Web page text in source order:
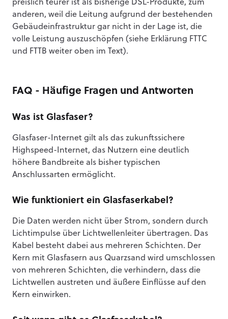
preislich teurer ist als bisherige DSL-Produkte, zum
anderen, weil die Leitung aufgrund der bestehenden
Gebäudeinfrastruktur gar nicht in der Lage ist, die
volle Leistung auszuschöpfen (siehe Erklärung FTTC
und FTTB weiter oben im Text).
FAQ - Häufige Fragen und Antworten
Was ist Glasfaser?
Glasfaser-Internet gilt als das zukunftssichere
Highspeed-Internet, das Nutzern eine deutlich
höhere Bandbreite als bisher typischen
Anschlussarten ermöglicht.
Wie funktioniert ein Glasfaserkabel?
Die Daten werden nicht über Strom, sondern durch
Lichtimpulse über Lichtwellenleiter übertragen. Das
Kabel besteht dabei aus mehreren Schichten. Der
Kern mit Glasfasern aus Quarzsand wird umschlossen
von mehreren Schichten, die verhindern, dass die
Lichtwellen austreten und äußere Einflüsse auf den
Kern einwirken.